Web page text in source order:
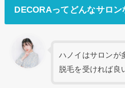
DECORAってどんなサロン
ハノイはサロンが
脱毛を受ければ良